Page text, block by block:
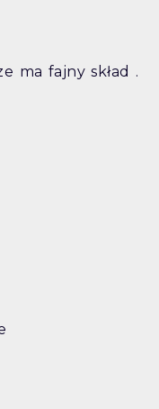
ma fajny skład .